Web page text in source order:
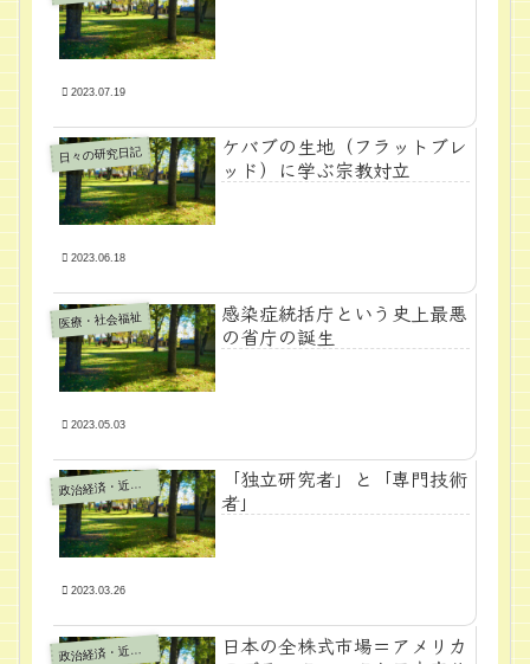
2023.07.19
日々の研究日記
ケバブの生地（フラットブレ
ッド）に学ぶ宗教対立
2023.06.18
医療・社会福祉
感染症統括庁という史上最悪
の省庁の誕生
2023.05.03
政
治経済・近代学問
「独立研究者」と「専門技術
者」
2023.03.26
政
治経済・近代学問
日本の全株式市場＝アメリカ